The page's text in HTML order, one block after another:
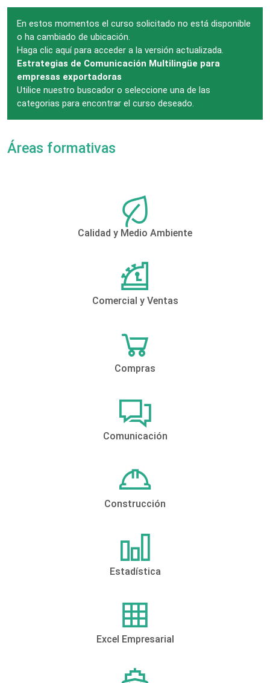
En estos momentos el curso solicitado no está disponible
o ha cambiado de ubicación.
Haga clic aquí para acceder a la versión actualizada.
Estrategias de Comunicación Multilingüe para
empresas exportadoras
Utilice nuestro buscador o seleccione una de las
categorias para encontrar el curso deseado.
Áreas formativas
Calidad y Medio Ambiente
Comercial y Ventas
Compras
Comunicación
Construcción
Estadística
Excel Empresarial